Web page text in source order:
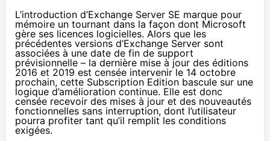
L’introduction d’Exchange Server SE marque pour
mémoire un tournant dans la façon dont Microsoft
gère ses licences logicielles. Alors que les
précédentes versions d’Exchange Server sont
associées à une date de fin de support
prévisionnelle – la dernière mise à jour des éditions
2016 et 2019 est censée intervenir le 14 octobre
prochain, cette Subscription Edition bascule sur une
logique d’amélioration continue. Elle est donc
censée recevoir des mises à jour et des nouveautés
fonctionnelles sans interruption, dont l’utilisateur
pourra profiter tant qu’il remplit les conditions
exigées.